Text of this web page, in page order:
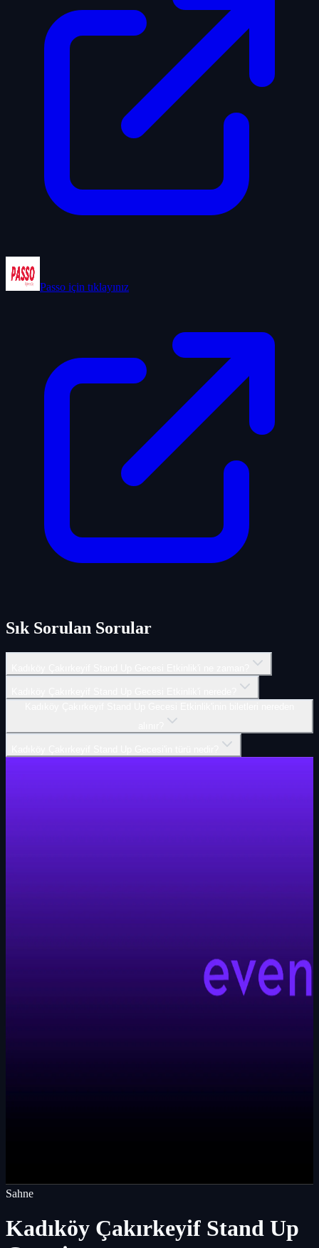
Passo için tıklayınız
Sık Sorulan Sorular
Sahne
Kadıköy Çakırkeyif Stand Up